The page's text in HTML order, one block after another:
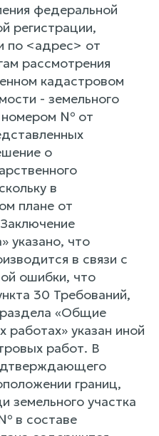
федеральной
регистрации,
по <адрес> от
рассмотрения
кадастровом
- земельного
номером № от
о
в
плане от
указано, что
в связи с
ошибки, что
30 Требований,
раздела «Общие
работах» указан иной
работ. В
границ,
земельного участка
в составе